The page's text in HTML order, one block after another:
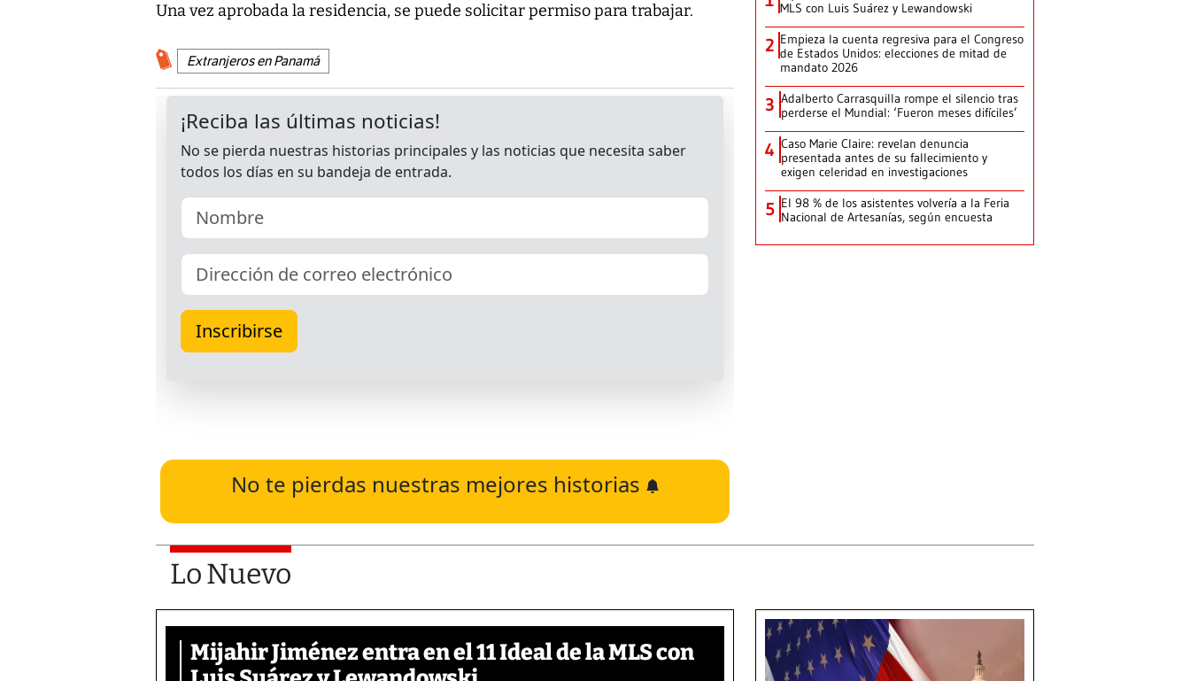
Una vez aprobada la residencia, se puede solicitar permiso para trabajar.
Extranjeros en Panamá
No te pierdas nuestras mejores historias
MLS con Luis Suárez y Lewandowski
2 Empieza la cuenta regresiva para el Congreso
de Estados Unidos: elecciones de mitad de
mandato 2026
3 Adalberto Carrasquilla rompe el silencio tras
perderse el Mundial: ‘Fueron meses difíciles’
4 Caso Marie Claire: revelan denuncia
presentada antes de su fallecimiento y
exigen celeridad en investigaciones
5 El 98 % de los asistentes volvería a la Feria
Nacional de Artesanías, según encuesta
Lo Nuevo
Mijahir Jiménez entra en el 11 Ideal de la MLS con